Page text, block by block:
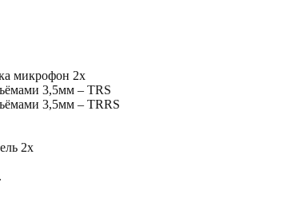
микрофон 2х
3,5мм – TRS
3,5мм – TRRS
2х